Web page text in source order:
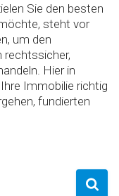
Sie den besten
steht vor
um den
rechtssicher,
Hier in
Immobilie richtig
fundierten